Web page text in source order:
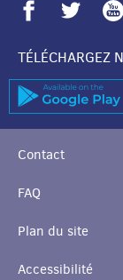
TÉLÉCHARGEZ
Contact
FAQ
Plan du site
Accessibilité